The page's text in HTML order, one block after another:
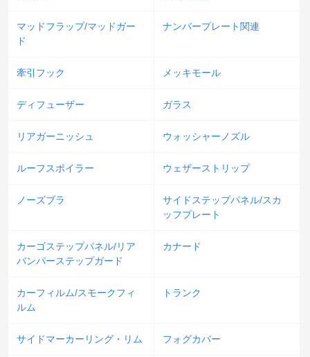
マッドフラップ/マッドガー
ド
ナンバープレート関連
牽引フック メッキモール
ディフューザー ガラス
リアガーニッシュ ウォッシャーノズル
ルーフスポイラー ウェザーストリップ
ノーズブラ
サイドステップパネル/スカ
ッフプレート
カーゴステップパネル/リア
バンパーステップガード
カナード
カーフィルム/スモークフィ
ルム
トランク
サイドマーカーリング・リム フォグカバー